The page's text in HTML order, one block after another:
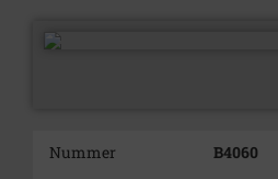
Nummer
B4060